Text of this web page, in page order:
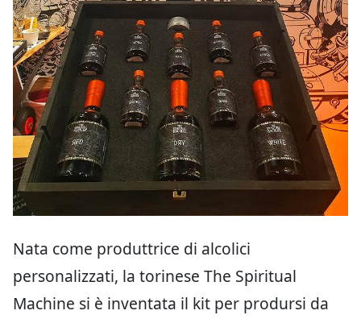
Nata come produttrice di alcolici
personalizzati, la torinese The Spiritual
Machine si è inventata il kit per prodursi da